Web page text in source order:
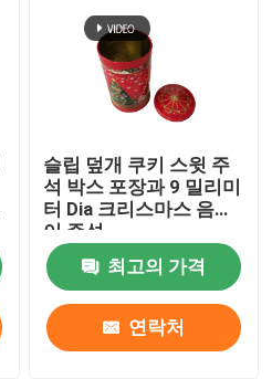
슬립 덮개 쿠키 스윗 주
석 박스 포장과 9 밀리미
터 Dia 크리스마스 음악
이 주석
최고의 가격
연락처